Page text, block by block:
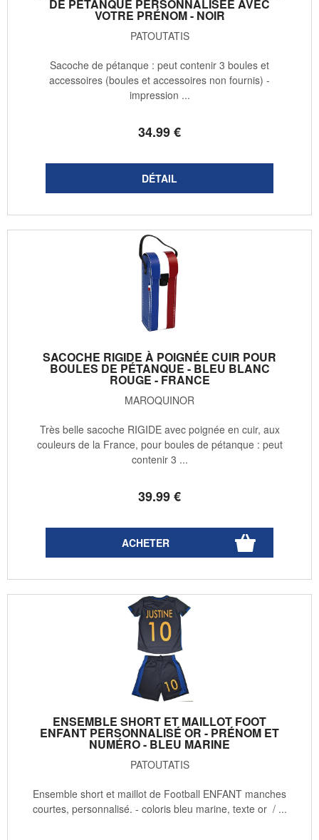
DE PÉTANQUE PERSONNALISÉE AVEC
VOTRE PRÉNOM - NOIR
PATOUTATIS
34.99€
Sacoche de pétanque : peut contenir 3 boules et
accessoires (boules et accessoires non fournis) -
impression ...
SACOCHE RIGIDE À POIGNÉE CUIR POUR
BOULES DE PÉTANQUE - BLEU BLANC
ROUGE - FRANCE
MAROQUINOR
39.99€
Très belle sacoche RIGIDE avec poignée en cuir, aux
couleurs de la France, pour boules de pétanque : peut
contenir 3 ...
ENSEMBLE SHORT ET MAILLOT FOOT
ENFANT PERSONNALISÉ OR - PRÉNOM ET
NUMÉRO - BLEU MARINE
PATOUTATIS
Ensemble short et maillot de Football ENFANT manches
courtes, personnalisé. - coloris bleu marine, texte or / ...